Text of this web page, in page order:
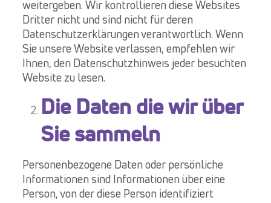
weitergeben. Wir kontrollieren diese Websites
Dritter nicht und sind nicht für deren
Datenschutzerklärungen verantwortlich. Wenn
Sie unsere Website verlassen, empfehlen wir
Ihnen, den Datenschutzhinweis jeder besuchten
Website zu lesen.
Die Daten die wir über
Sie sammeln
Personenbezogene Daten oder persönliche
Informationen sind Informationen über eine
Person, von der diese Person identifiziert